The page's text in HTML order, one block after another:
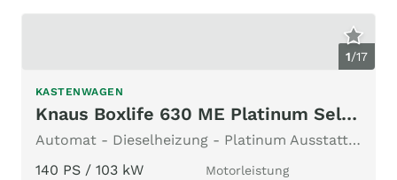
1/17
KASTENWAGEN
Knaus Boxlife 630 ME Platinum Selection
Automat - Dieselheizung - Platinum Ausstattung - 2026
140 PS / 103 kW
Motorleistung